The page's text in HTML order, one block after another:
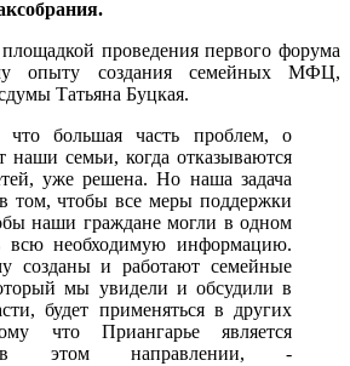
проведения первого форума
опыту создания семейных МФЦ,
Татьяна Буцкая.
большая часть проблем, о
наши семьи, когда отказываются
уже решена. Но наша задача
в том, чтобы все меры поддержки
наши граждане могли в одном
всю необходимую информацию.
созданы и работают семейные
мы увидели и обсудили в
будет применяться в других
что Приангарье является
в этом направлении, -